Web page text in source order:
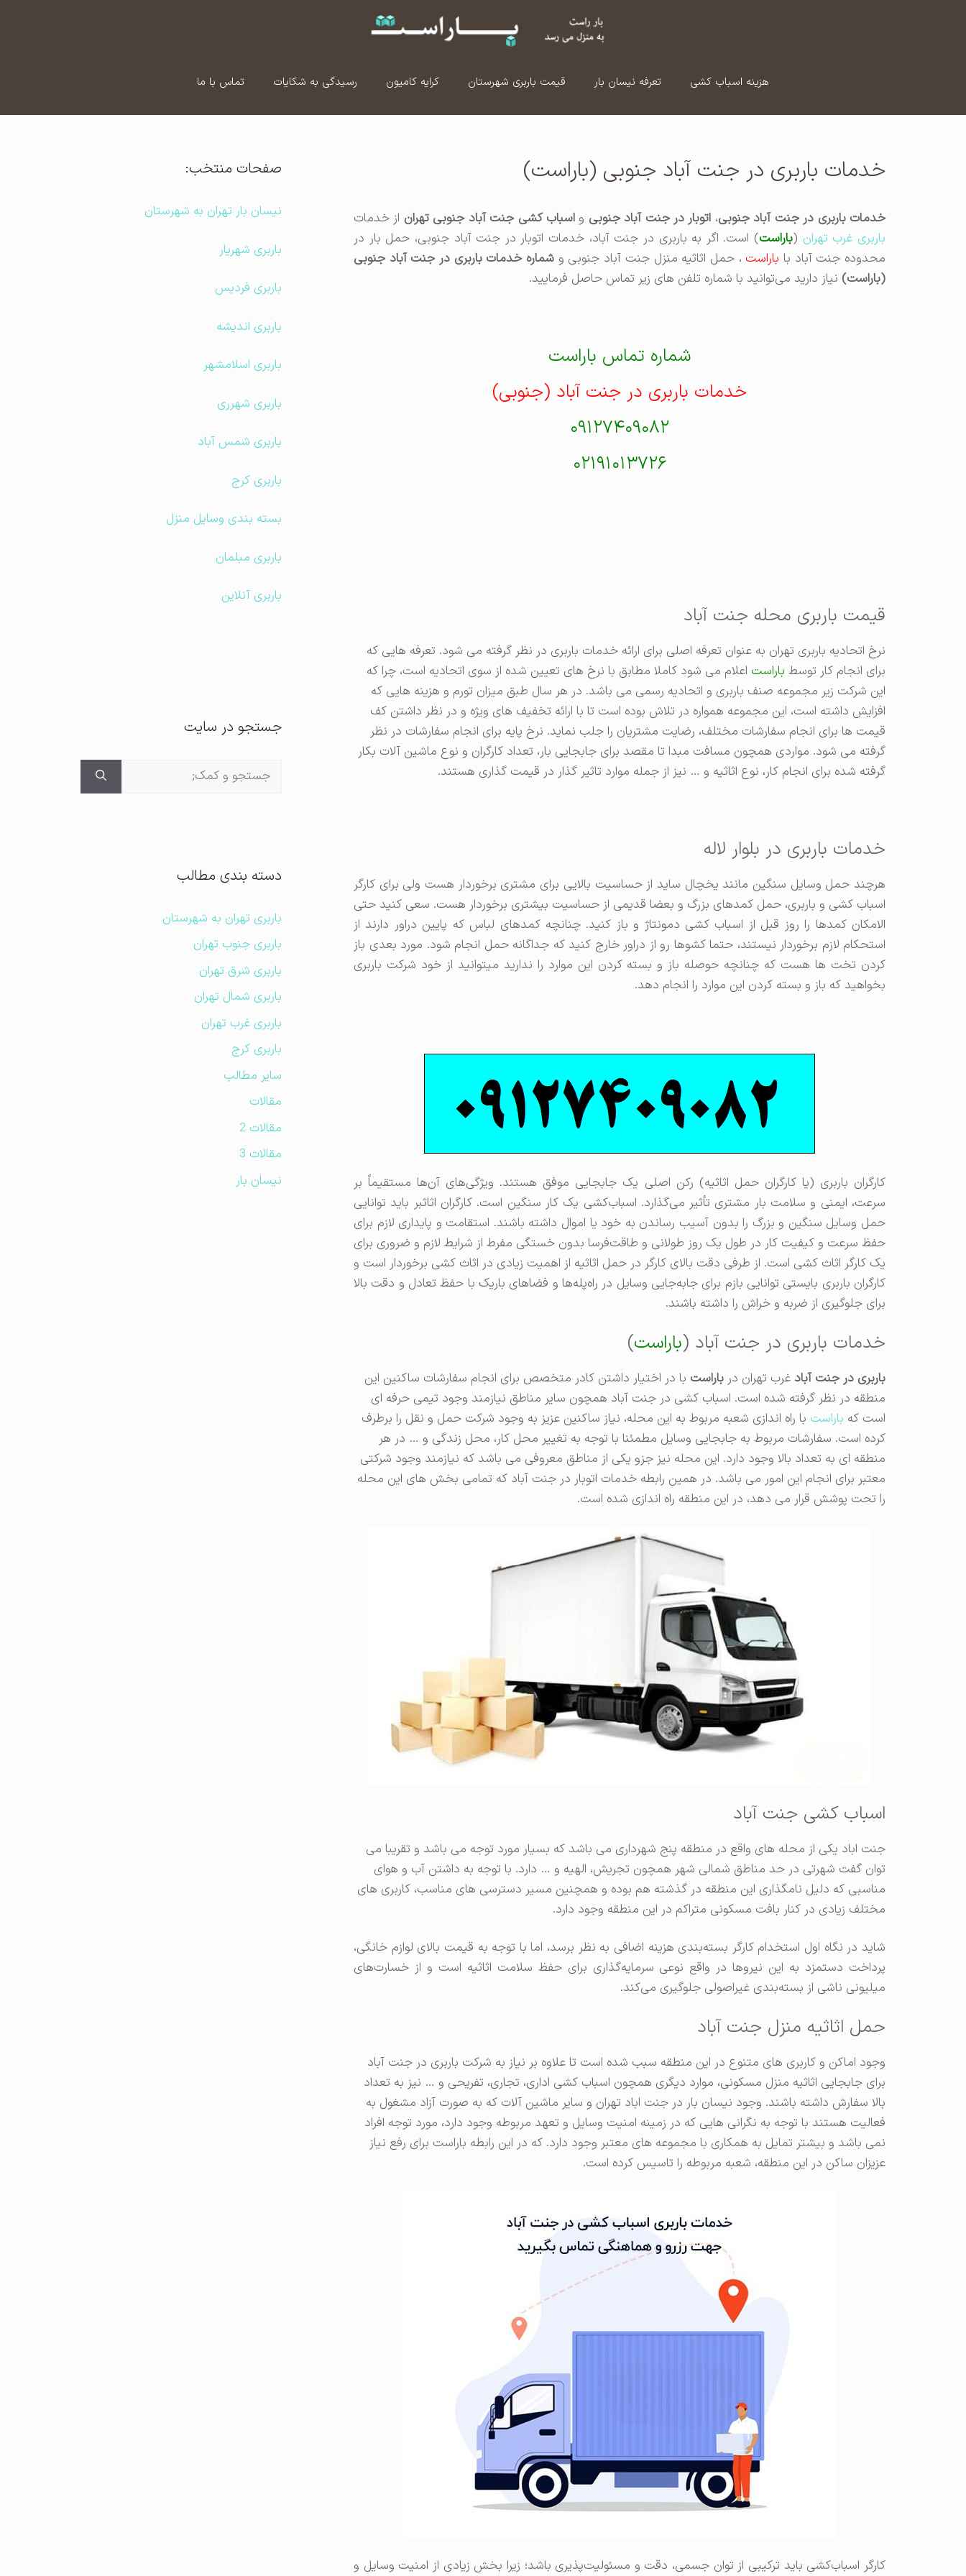
هزینه اسباب کشی تعرفه نیسان بار قیمت باربری شهرستان کرایه کامیون رسیدگی به شکایات تماس با ما
خدمات باربری در جنت آباد جنوبی (باراست)
خدمات باربری در جنت آباد جنوبی، اتوبار در جنت آباد جنوبی واسباب کشی جنت آباد جنوبی تهران از خدمات
باربری غرب تهران (باراست) است. اگر به باربری در جنت آباد، خدمات اتوبار در جنت آباد جنوبی، حمل بار در
محدوده جنت آباد با باراست ، حمل اثاثیه منزل جنت آباد جنوبی و شماره خدمات باربری در جنت آباد جنوبی
(باراست) نیاز دارید می‌توانید با شماره تلفن های زیر تماس حاصل فرمایید.
شماره تماس باراست
خدمات باربری در جنت آباد (جنوبی)
۰۹۱۲۷۴۰۹۰۸۲
۰۲۱۹۱۰۱۳۷۲۶
قیمت باربری محله جنت آباد
نرخ اتحادیه باربری تهران به عنوان تعرفه اصلی برای ارائه خدمات باربری در نظر گرفته می شود. تعرفه هایی که
برای انجام کار توسط باراست اعلام می شود کاملا مطابق با نرخ های تعیین شده از سوی اتحادیه است، چرا که
این شرکت زیر مجموعه صنف باربری و اتحادیه رسمی می باشد. در هر سال طبق میزان تورم و هزینه هایی که
افزایش داشته است، این مجموعه همواره در تلاش بوده است تا با ارائه تخفیف های ویژه و در نظر داشتن کف
قیمت ها برای انجام سفارشات مختلف، رضایت مشتریان را جلب نماید. نرخ پایه برای انجام سفارشات در نظر
گرفته می شود. مواردی همچون مسافت مبدا تا مقصد برای جابجایی بار، تعداد کارگران و نوع ماشین آلات بکار
گرفته شده برای انجام کار، نوع اثاثیه و … نیز از جمله موارد تاثیر گذار در قیمت گذاری هستند.
خدمات باربری در بلوار لاله
هرچند حمل وسایل سنگین مانند یخچال ساید از حساسیت بالایی برای مشتری برخوردار هست ولی برای کارگر
اسباب کشی و باربری، حمل کمدهای بزرگ و بعضا قدیمی از حساسیت بیشتری برخوردار هست. سعی کنید حتی
الامکان کمدها را روز قبل از اسباب کشی دمونتاژ و باز کنید. چنانچه کمدهای لباس که پایین دراور دارند از
استحکام لازم برخوردار نیستند، حتما کشوها رو از دراور خارج کنید که جداگانه حمل انجام شود. مورد بعدی باز
کردن تخت ها هست که چنانچه حوصله باز و بسته کردن این موارد را ندارید میتوانید از خود شرکت باربری
بخواهید که باز و بسته کردن این موارد را انجام دهد.
کارگران باربری (یا کارگران حمل اثاثیه) رکن اصلی یک جابجایی موفق هستند. ویژگی‌های آن‌ها مستقیماً بر
سرعت، ایمنی و سلامت بار مشتری تأثیر می‌گذارد. اسباب‌کشی یک کار سنگین است. کارگران اثاثبر باید توانایی
حمل وسایل سنگین و بزرگ را بدون آسیب رساندن به خود یا اموال داشته باشند. استقامت و پایداری لازم برای
حفظ سرعت و کیفیت کار در طول یک روز طولانی و طاقت‌فرسا بدون خستگی مفرط از شرایط لازم و ضروری برای
یک کارگر اثاث کشی است. از طرفی دقت بالای کارگر در حمل اثاثیه از اهمیت زیادی در اثاث کشی برخوردار است و
کارگران باربری بایستی توانایی بازم برای جابه‌جایی وسایل در راه‌پله‌ها و فضاهای باریک با حفظ تعادل و دقت بالا
برای جلوگیری از ضربه و خراش را داشته باشند.
خدمات باربری در جنت آباد (باراست)
باربری در جنت آباد غرب تهران در باراست با در اختیار داشتن کادر متخصص برای انجام سفارشات ساکنین این
منطقه در نظر گرفته شده است. اسباب کشی در جنت آباد همچون سایر مناطق نیازمند وجود تیمی حرفه ای
است که باراست با راه اندازی شعبه مربوط به این محله، نیاز ساکنین عزیز به وجود شرکت حمل و نقل را برطرف
کرده است. سفارشات مربوط به جابجایی وسایل مطمئنا با توجه به تغییر محل کار، محل زندگی و … در هر
منطقه ای به تعداد بالا وجود دارد. این محله نیز جزو یکی از مناطق معروفی می باشد که نیازمند وجود شرکتی
معتبر برای انجام این امور می باشد. در همین رابطه خدمات اتوبار در جنت آباد که تمامی بخش های این محله
را تحت پوشش قرار می دهد، در این منطقه راه اندازی شده است.
اسباب کشی جنت آباد
جنت اباد یکی از محله های واقع در منطقه پنج شهرداری می باشد که بسیار مورد توجه می باشد و تقریبا می
توان گفت شهرتی در حد مناطق شمالی شهر همچون تجریش، الهیه و … دارد. با توجه به داشتن آب و هوای
مناسبی که دلیل نامگذاری این منطقه در گذشته هم بوده و همچنین مسیر دسترسی های مناسب، کاربری های
مختلف زیادی در کنار بافت مسکونی متراکم در این منطقه وجود دارد.
شاید در نگاه اول استخدام کارگر بسته‌بندی هزینه اضافی به نظر برسد، اما با توجه به قیمت بالای لوازم خانگی،
پرداخت دستمزد به این نیروها در واقع نوعی سرمایه‌گذاری برای حفظ سلامت اثاثیه است و از خسارت‌های
میلیونی ناشی از بسته‌بندی غیراصولی جلوگیری می‌کند.
حمل اثاثیه منزل جنت آباد
وجود اماکن و کاربری های متنوع در این منطقه سبب شده است تا علاوه بر نیاز به شرکت باربری در جنت آباد
برای جابجایی اثاثیه منزل مسکونی، موارد دیگری همچون اسباب کشی اداری، تجاری، تفریحی و … نیز به تعداد
بالا سفارش داشته باشند. وجود نیسان بار در جنت اباد تهران و سایر ماشین آلات که به صورت آزاد مشغول به
فعالیت هستند با توجه به نگرانی هایی که در زمینه امنیت وسایل و تعهد مربوطه وجود دارد، مورد توجه افراد
نمی باشد و بیشتر تمایل به همکاری با مجموعه های معتبر وجود دارد. که در این رابطه باراست برای رفع نیاز
عزیزان ساکن در این منطقه، شعبه مربوطه را تاسیس کرده است.
کارگر اسباب‌کشی باید ترکیبی از توان جسمی، دقت و مسئولیت‌پذیری باشد؛ زیرا بخش زیادی از امنیت وسایل و
صفحات منتخب:
نیسان بار تهران به شهرستان
باربری شهریار
باربری فردیس
باربری اندیشه
باربری اسلامشهر
باربری شهرری
باربری شمس آباد
باربری کرج
بسته بندی وسایل منزل
باربری مبلمان
باربری آنلاین
جستجو در سایت
جستجوی
دسته بندی مطالب
باربری تهران به شهرستان
باربری جنوب تهران
باربری شرق تهران
باربری شمال تهران
باربری غرب تهران
باربری کرج
سایر مطالب
مقالات
مقالات 2
مقالات 3
نیسان بار